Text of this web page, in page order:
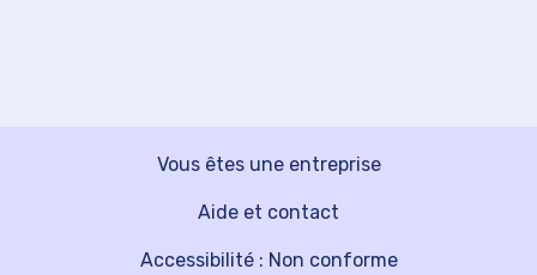
Vous êtes une entreprise
Aide et contact
Accessibilité : Non conforme